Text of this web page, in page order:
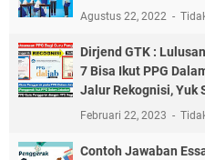
Agustus 22, 2022
Dirjend GTK :
7 Bisa Ikut PPG
Jalur Rekognisi, Yuk
Februari 22, 2023
Contoh Jawaban